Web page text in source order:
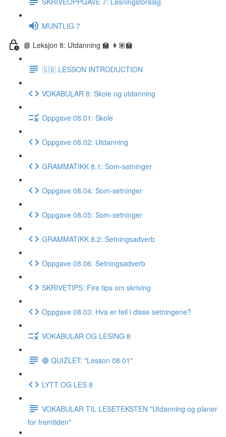
MUNTLIG 7
📘 Leksjon 8: Utdanning 🏫 👩🏽‍🏫
🇬🇧 LESSON INTRODUCTION
VOKABULAR 8: Skole og utdanning
Oppgave 08.01: Skole
Oppgave 08.02: Utdanning
GRAMMATIKK 8.1: Som-setninger
Oppgave 08.04: Som-setninger
Oppgave 08.05: Som-setninger
GRAMMATIKK 8.2: Setningsadverb
Oppgave 08.06: Setningsadverb
SKRIVETIPS: Fire tips om skriving
Oppgave 08.03: Hva er feil i disse setningene?
VOKABULAR OG LESING 8
🔵 QUIZLET: "Lesson 08.01"
LYTT OG LES 8
VOKABULAR TIL LESETEKSTEN "Utdanning og planer
for fremtiden"